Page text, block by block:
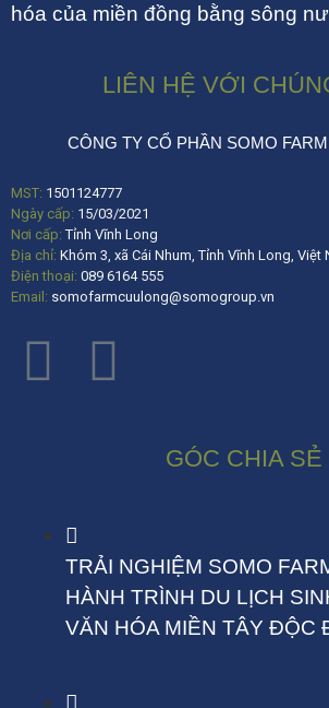
hóa của miền đồng bằng sông
LIÊN HỆ VỚI
CÔNG TY CỔ PHẦN SOMO
MST: 1501124777
Ngày cấp: 15/03/2021
Nơi cấp:Tỉnh Vĩnh Long
Địa chỉ: Khóm 3, xã Cái Nhum, Tỉnh Vĩnh Long, Việt
Điện thoại: 089 6164 555
Email: somofarmcuulong@somogroup.vn
GÓC CHIA SẺ
TRẢI NGHIỆM SOMO
HÀNH TRÌNH DU LỊCH
VĂN HÓA MIỀN TÂY ĐỘC